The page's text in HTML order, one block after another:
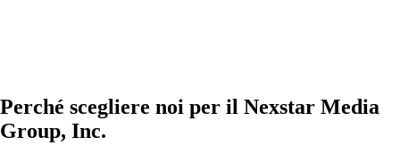
Perché scegliere noi per il Nexstar Media
Group, Inc.